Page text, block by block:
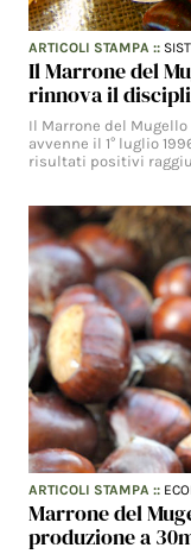
ARTICOLI STAMPA ::
Il Marrone del
rinnova il
Il Marrone del
avvenne il 1° luglio
risultati positivi
ARTICOLI STAMPA ::
Marrone del
produzione a